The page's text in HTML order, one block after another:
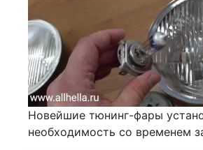
Новейшие тюнинг-фары
необходимость со временем